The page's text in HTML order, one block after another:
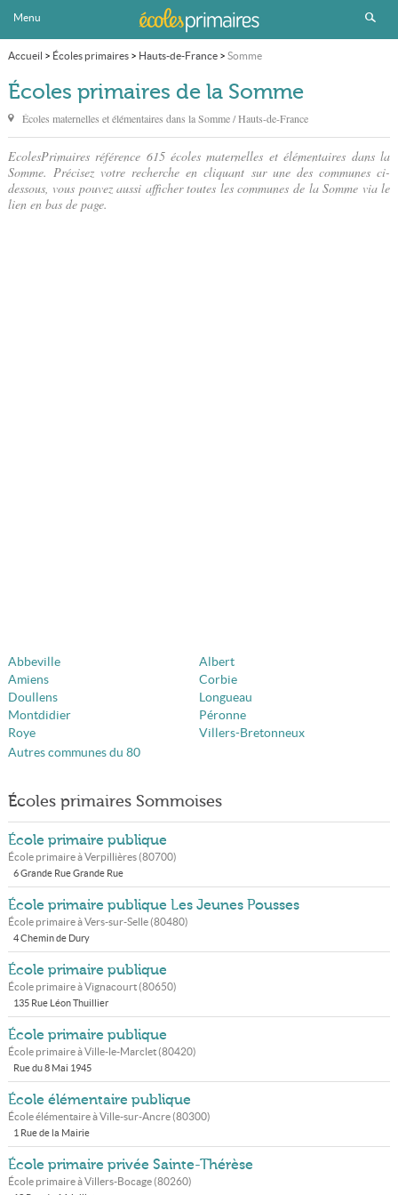
Menu
Accueil > Écoles primaires> Hauts-de-France> Somme
Écoles primaires de la Somme
Écoles maternelles et élémentaires dans la Somme/ Hauts-de-France
EcolesPrimaires référence 615 écoles maternelles et élémentaires dans la
Somme. Précisez votre recherche en cliquant sur une des communes ci-
dessous, vous pouvez aussi afficher toutes les communes de la Somme via le
lien en bas de page.
Abbeville
Albert
Amiens
Corbie
Doullens
Longueau
Montdidier
Péronne
Roye
Villers-Bretonneux
Autres communes du 80
Écoles primaires Sommoises
École primaire publique
École primaire àVerpillières(80700)
6 Grande Rue Grande Rue
École primaire publique Les Jeunes Pousses
École primaire àVers-sur-Selle(80480)
4 Chemin de Dury
École primaire publique
École primaire àVignacourt(80650)
135 Rue Léon Thuillier
École primaire publique
École primaire àVille-le-Marclet(80420)
Rue du 8 Mai 1945
École élémentaire publique
École élémentaire àVille-sur-Ancre(80300)
1 Rue de la Mairie
École primaire privée Sainte-Thérèse
École primaire àVillers-Bocage(80260)